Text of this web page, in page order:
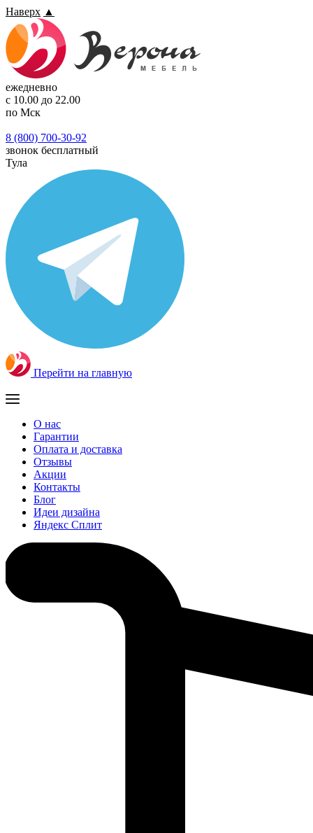
Наверх ▲
ежедневно
с 10.00 до 22.00
по Мск
8 (800) 700-30-92
звонок бесплатный
Тула
Перейти на главную
О нас
Гарантии
Оплата и доставка
Отзывы
Акции
Контакты
Блог
Идеи дизайна
Яндекс Сплит